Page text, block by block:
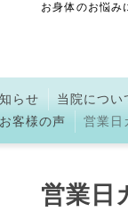
お身体のお悩み
らせ 当院につい
お客様の声 営業日
営業日